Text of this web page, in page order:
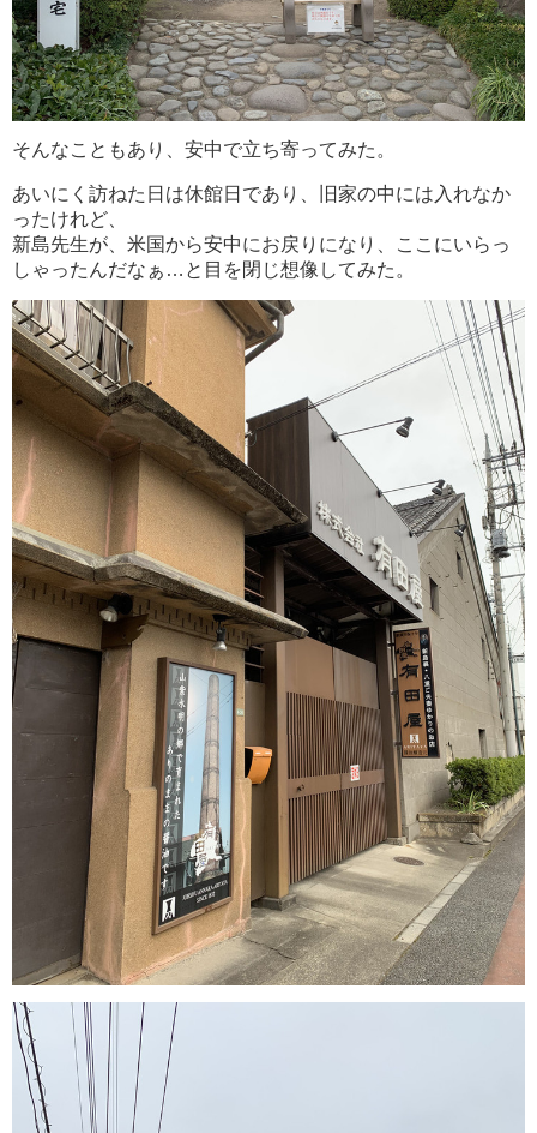
そんなこともあり、安中で立ち寄ってみた。
あいにく訪ねた日は休館日であり、旧家の中には入れなか
ったけれど、
新島先生が、米国から安中にお戻りになり、ここにいらっ
しゃったんだなぁ…と目を閉じ想像してみた。